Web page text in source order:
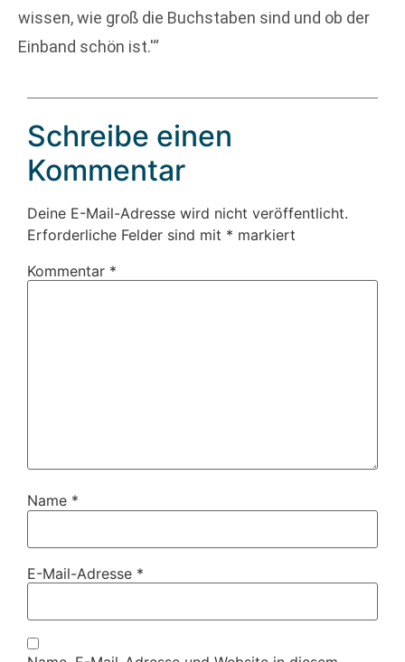
wissen, wie groß die Buchstaben sind und ob der
Einband schön ist.'“
Schreibe einen
Kommentar
Deine E-Mail-Adresse wird nicht veröffentlicht.
Erforderliche Felder sind mit * markiert
Kommentar *
Name *
E-Mail-Adresse *